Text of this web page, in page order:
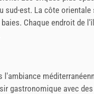
sud-est. La côte
Chaque endroit de
gastronomique avec